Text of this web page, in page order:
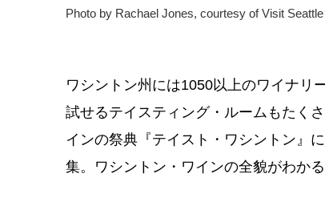
Photo by Rachael Jones, courtesy of Visit Seattle
ワシントン州には1050以上のワイナリ
試せるテイスティング・ルームもたく
インの祭典『テイスト・ワシントン』
集。ワシントン・ワインの全貌がわか